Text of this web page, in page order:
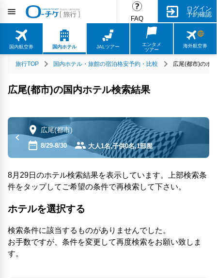
FAQ
ログイン
予約確認
国内航空券 国内ホテル JALツアー
エンタメ
ツアー
海外航空券
旅行TOP 国内ホテル・旅館の宿泊格安予約・比較 広尾(都市)のホ
広尾(都市)の国内ホテル検索結果
広尾(都市)
8/29-8/30 大人1名,子供0名,1部屋
8月29日のホテル検索結果を表示しています。上部検索条
件をタップしてご希望の条件で再検索して下さい。
ホテルを選択する
検索条件に該当するものがありませんでした。
お手数ですが、条件を変更して再度検索をお願い致しま
す。